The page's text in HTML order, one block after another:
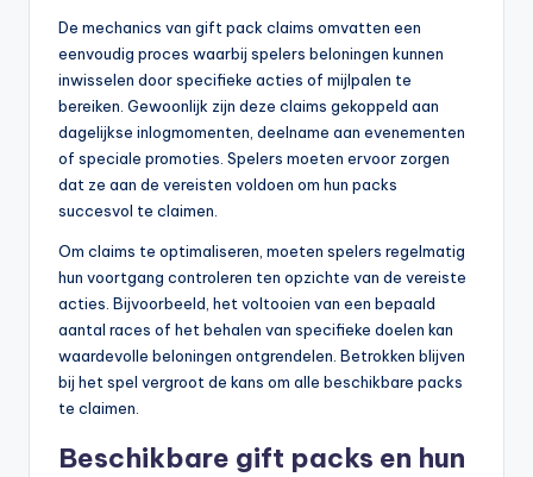
De mechanics van gift pack claims omvatten een
eenvoudig proces waarbij spelers beloningen kunnen
inwisselen door specifieke acties of mijlpalen te
bereiken. Gewoonlijk zijn deze claims gekoppeld aan
dagelijkse inlogmomenten, deelname aan evenementen
of speciale promoties. Spelers moeten ervoor zorgen
dat ze aan de vereisten voldoen om hun packs
succesvol te claimen.
Om claims te optimaliseren, moeten spelers regelmatig
hun voortgang controleren ten opzichte van de vereiste
acties. Bijvoorbeeld, het voltooien van een bepaald
aantal races of het behalen van specifieke doelen kan
waardevolle beloningen ontgrendelen. Betrokken blijven
bij het spel vergroot de kans om alle beschikbare packs
te claimen.
Beschikbare gift packs en hun